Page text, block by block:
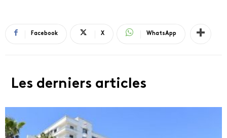
Facebook X WhatsApp
Les derniers articles